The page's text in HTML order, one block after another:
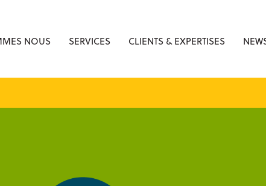
NOUS SERVICES CLIENTS & EXPERTISES